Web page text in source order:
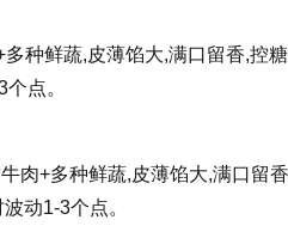
种鲜蔬,皮薄馅大,满口留香,控
点。
肉+多种鲜蔬,皮薄馅大,满口留
动1-3个点。